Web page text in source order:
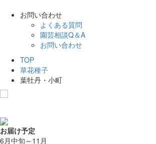
お問い合わせ
よくある質問
園芸相談Q＆A
お問い合わせ
TOP
草花種子
葉牡丹・小町
お届け予定
6月中旬～11月